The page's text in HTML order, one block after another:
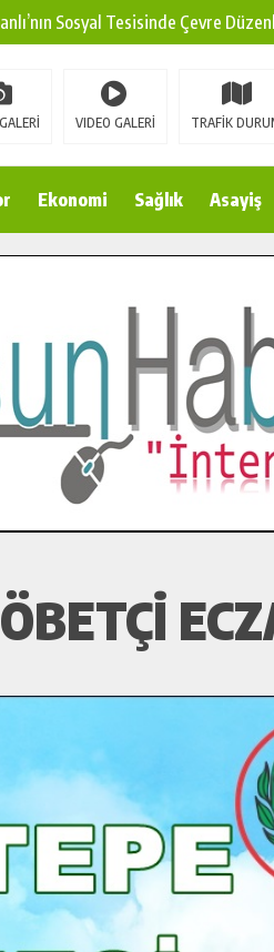
Sosyal Tesisinde Çevre
Modern Ulaşım Yatırımı.
Edinilen Bilgi Türk Tarımına Katkı
Medya ve Fotoğrafçılığı Keşfetti.
Başkan Cüce’ye Veda Ziyareti.
VIDEO GALERİ TRAFİK
Ekonomi Sağlık Asayiş